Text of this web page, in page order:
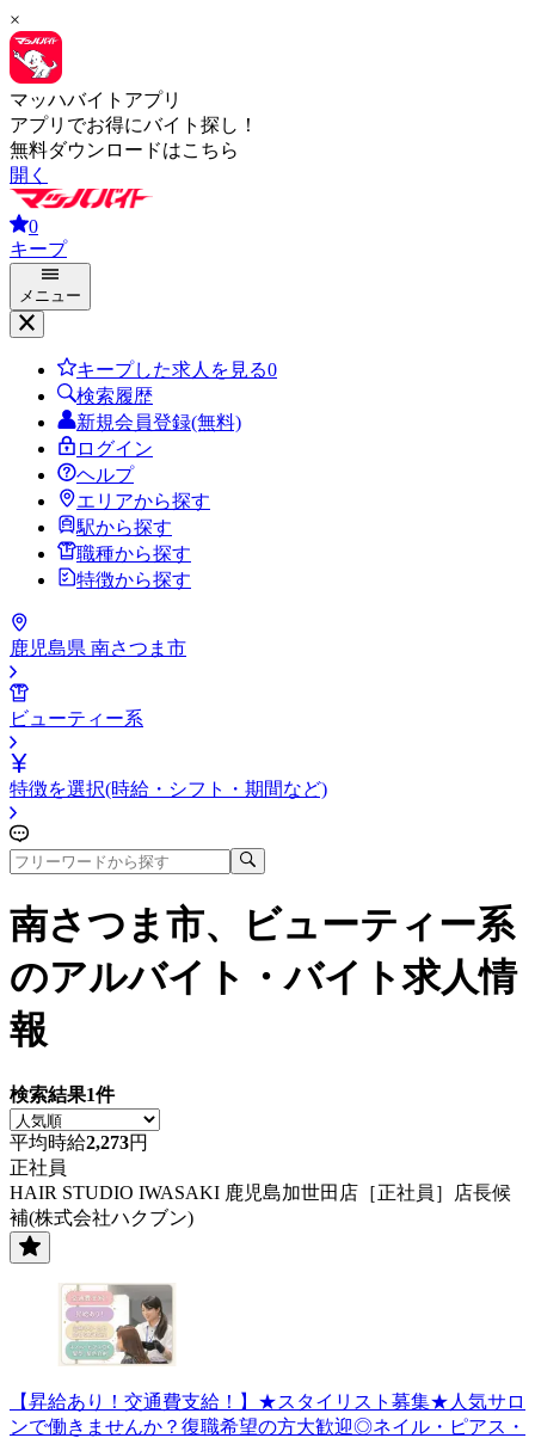
×
マッハバイトアプリ
アプリでお得にバイト探し！
無料ダウンロードはこちら
開く
0
キープ
メニュー
キープした求人を見る0
検索履歴
新規会員登録(無料)
ログイン
ヘルプ
エリアから探す
駅から探す
職種から探す
特徴から探す
鹿児島県 南さつま市
ビューティー系
特徴を選択(時給・シフト・期間など)
南さつま市、ビューティー系
のアルバイト・バイト求人情
報
検索結果1件
平均時給2,273円
正社員
HAIR STUDIO IWASAKI 鹿児島加世田店［正社員］店長候
補(株式会社ハクブン)
【昇給あり！交通費支給！】★スタイリスト募集★人気サロ
ンで働きませんか？復職希望の方大歓迎◎ネイル・ピアス・